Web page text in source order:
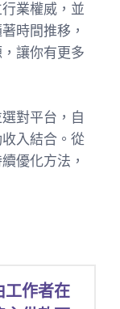
業權威，並
時間推移，
讓你有更多
對平台，自
入結合。從
優化方法，
工作者在